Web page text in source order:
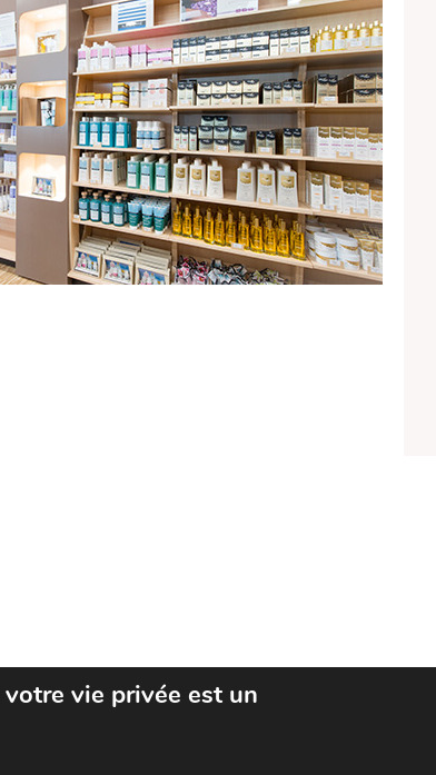
vie privée est un